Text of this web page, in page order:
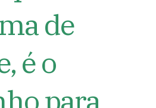
de
é o
para